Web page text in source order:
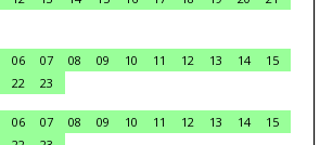
06 07 08 09 10 11 12 13 14
15
22
23
06 07 08 09 10 11 12 13 14
15